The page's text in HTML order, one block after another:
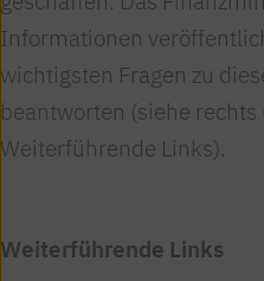
Informationen
wichtigsten Fragen zu
beantworten (siehe rechts
Weiterführende Links).
Weiterführende Links